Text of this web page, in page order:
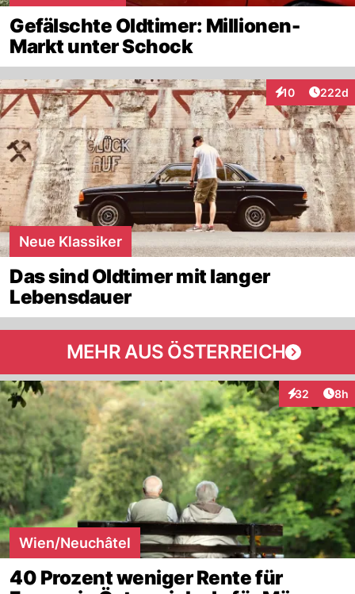
Gefälschte Oldtimer: Millionen-
Markt unter Schock
10
Interaktionen
222d
Neue Klassiker
Das sind Oldtimer mit langer
Lebensdauer
MEHR AUS ÖSTERREICH
32
Interaktionen
8h
Wien/Neuchâtel
40 Prozent weniger Rente für